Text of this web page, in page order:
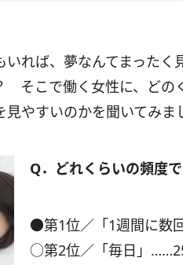
れば、夢なんてまった
そこで働く女性に、どの
やすいのかを聞いてみま
Q．どれくらいの頻度
●第1位／「1週間に数
○第2位／「毎日」